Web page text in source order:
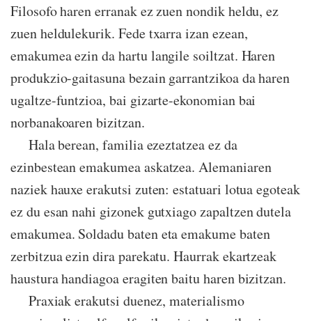
Filosofo haren erranak ez zuen nondik heldu, ez
zuen heldulekurik. Fede txarra izan ezean,
emakumea ezin da hartu langile soiltzat. Haren
produkzio-gaitasuna bezain garrantzikoa da haren
ugaltze-funtzioa, bai gizarte-ekonomian bai
norbanakoaren bizitzan.
Hala berean, familia ezeztatzea ez da
ezinbestean emakumea askatzea. Alemaniaren
naziek hauxe erakutsi zuten: estatuari lotua egoteak
ez du esan nahi gizonek gutxiago zapaltzen dutela
emakumea. Soldadu baten eta emakume baten
zerbitzua ezin dira parekatu. Haurrak ekartzeak
haustura handiagoa eragiten baitu haren bizitzan.
Praxiak erakutsi duenez, materialismo